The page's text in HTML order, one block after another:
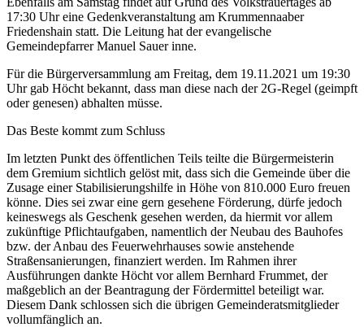
17:30 Uhr eine Gedenkveranstaltung am Krummennaaber
Friedenshain statt. Die Leitung hat der evangelische
Gemeindepfarrer Manuel Sauer inne.
Für die Bürgerversammlung am Freitag, dem 19.11.2021 um 19:30
Uhr gab Höcht bekannt, dass man diese nach der 2G-Regel (geimpft
oder genesen) abhalten müsse.
Das Beste kommt zum Schluss
Im letzten Punkt des öffentlichen Teils teilte die Bürgermeisterin
dem Gremium sichtlich gelöst mit, dass sich die Gemeinde über die
Zusage einer Stabilisierungshilfe in Höhe von 810.000 Euro freuen
könne. Dies sei zwar eine gern gesehene Förderung, dürfe jedoch
keineswegs als Geschenk gesehen werden, da hiermit vor allem
zukünftige Pflichtaufgaben, namentlich der Neubau des Bauhofes
bzw. der Anbau des Feuerwehrhauses sowie anstehende
Straßensanierungen, finanziert werden. Im Rahmen ihrer
Ausführungen dankte Höcht vor allem Bernhard Frummet, der
maßgeblich an der Beantragung der Fördermittel beteiligt war.
Diesem Dank schlossen sich die übrigen Gemeinderatsmitglieder
vollumfänglich an.